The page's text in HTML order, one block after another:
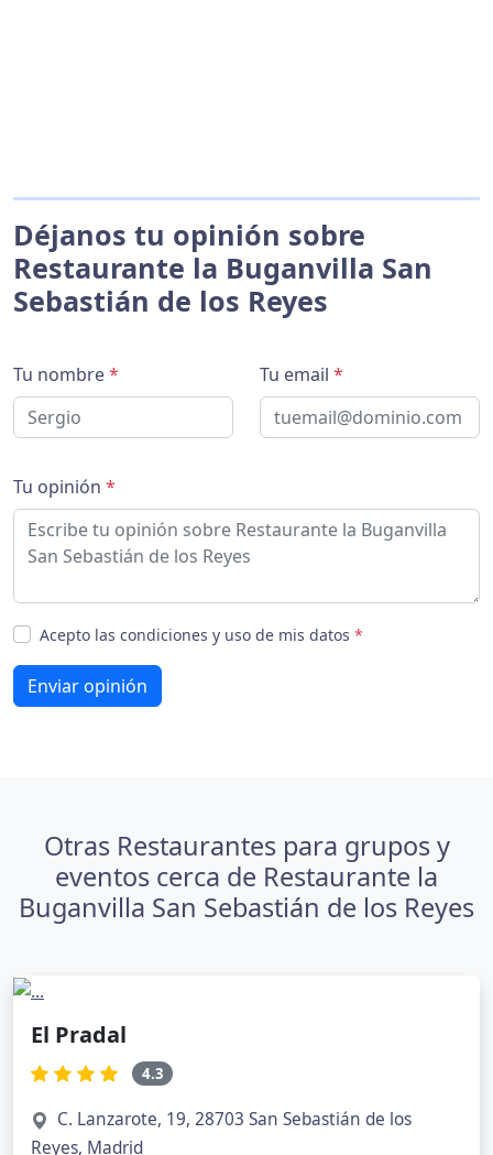
Déjanos tu opinión sobre
Restaurante la Buganvilla San
Sebastián de los Reyes
Tu nombre* Tu email *
Tu opinión *
Acepto las condiciones y uso de mis datos *
Enviar opinión
Otras Restaurantes para grupos y
eventos cerca de Restaurante la
Buganvilla San Sebastián de los Reyes
El Pradal
4.3
C. Lanzarote, 19, 28703 San Sebastián de los
Reyes, Madrid